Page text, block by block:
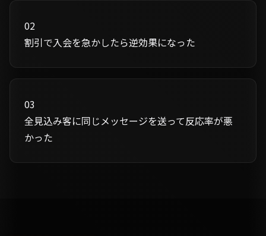
02
割引で入会を急かしたら逆効果になった
03
全見込み客に同じメッセージを送って反応率が悪
かった